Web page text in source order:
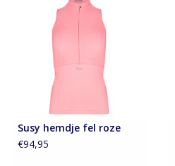
Susy hemdje fel roze
€94,95